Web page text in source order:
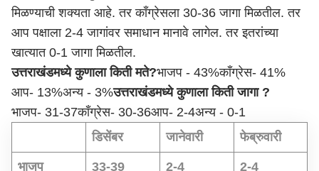
मिळण्याची शक्यता आहे. तर काँग्रेसला 30-36 जागा मिळतील. तर
आप पक्षाला 2-4 जागांवर समाधान मानावे लागेल. तर इतरांच्या
खात्यात 0-1 जागा मिळतील.
उत्तराखंडमध्ये कुणाला किती मते?भाजप - 43%काँग्रेस- 41%
आप- 13%अन्य - 3%उत्तराखंडमध्ये कुणाला किती जागा ?
भाजप- 31-37काँग्रेस- 30-36आप- 2-4अन्य - 0-1
डिसेंबर
जानेवारी फेब्रुवारी
भाजप 33-39 2-4 2-4